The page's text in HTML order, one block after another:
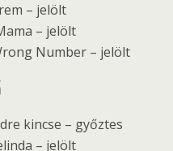
– jelölt
– jelölt
Number – jelölt
kincse – győztes
– jelölt